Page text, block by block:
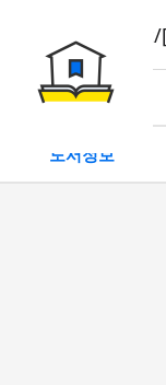
book/
대여
도서정보